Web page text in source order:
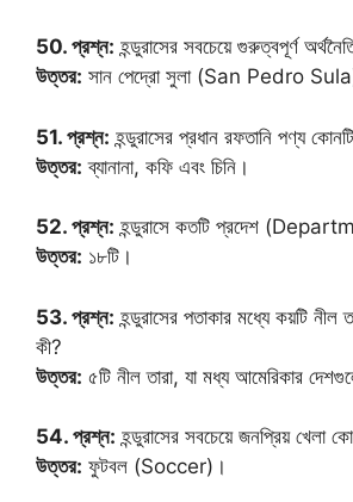
50. প্রশ্ন: হন্ডুরাসের সবচেয়ে গুরুত্বপূর্ণ
উত্তর: সান পেদ্রো সুলা (San Pedro
51. প্রশ্ন: হন্ডুরাসের প্রধান রফতানি পণ্য
উত্তর: ব্যানানা, কফি এবং চিনি।
52. প্রশ্ন: হন্ডুরাসে কতটি প্রদেশ
উত্তর: ১৮টি।
53. প্রশ্ন: হন্ডুরাসের পতাকার মধ্যে কয়টি
কী?
উত্তর: ৫টি নীল তারা, যা মধ্য আমেরিকার
54. প্রশ্ন: হন্ডুরাসের সবচেয়ে জনপ্রিয় খেলা
উত্তর: ফুটবল (Soccer)।